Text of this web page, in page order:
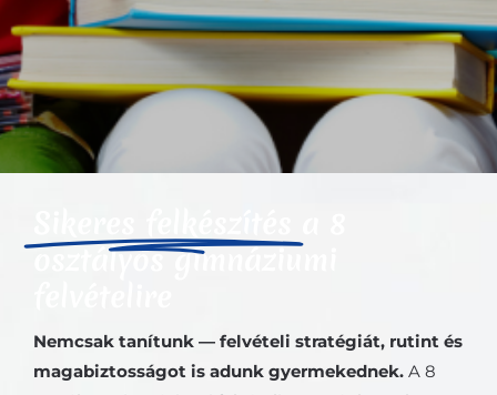
osztályos gimnáziumi
Nemcsak tanítunk — felvételi stratégiát, rutint és
magabiztosságot is adunk gyermekednek. A 8